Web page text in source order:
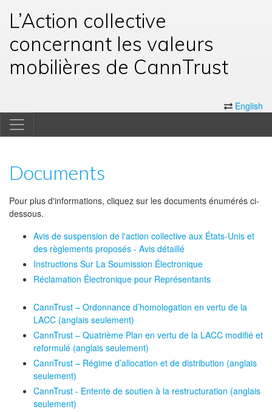
L’Action collective
concernant les valeurs
mobilières de CannTrust
English
Documents
Pour plus d'informations, cliquez sur les documents énumérés ci-
dessous.
Avis de suspension de l'action collective aux États-Unis et
des règlements proposés - Avis détaillé
Instructions Sur La Soumission Électronique
Réclamation Électronique pour Représentants
CannTrust – Ordonnance d’homologation en vertu de la
LACC (anglais seulement)
CannTrust – Quatrième Plan en vertu de la LACC modifié et
reformulé (anglais seulement)
CannTrust – Régime d’allocation et de distribution (anglais
seulement)
CannTrust - Entente de soutien à la restructuration (anglais
seulement)